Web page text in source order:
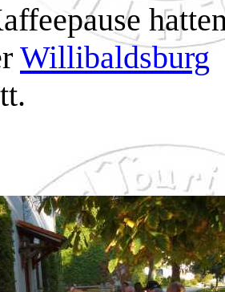
Willibaldsburg